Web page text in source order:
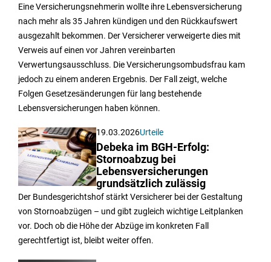
Eine Versicherungsnehmerin wollte ihre Lebensversicherung
nach mehr als 35 Jahren kündigen und den Rückkaufswert
ausgezahlt bekommen. Der Versicherer verweigerte dies mit
Verweis auf einen vor Jahren vereinbarten
Verwertungsausschluss. Die Versicherungsombudsfrau kam
jedoch zu einem anderen Ergebnis. Der Fall zeigt, welche
Folgen Gesetzesänderungen für lang bestehende
Lebensversicherungen haben können.
19.03.2026Urteile
Debeka im BGH-Erfolg:
Stornoabzug bei
Lebensversicherungen
grundsätzlich zulässig
Der Bundesgerichtshof stärkt Versicherer bei der Gestaltung
von Stornoabzügen – und gibt zugleich wichtige Leitplanken
vor. Doch ob die Höhe der Abzüge im konkreten Fall
gerechtfertigt ist, bleibt weiter offen.